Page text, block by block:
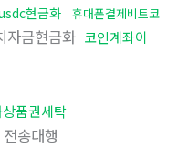
현금화
휴대폰결제비트코
자금현금화 코인계좌이
품권세탁
송대행